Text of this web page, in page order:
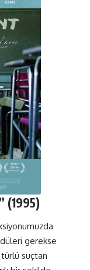
(1995)
gerekse
suçtan